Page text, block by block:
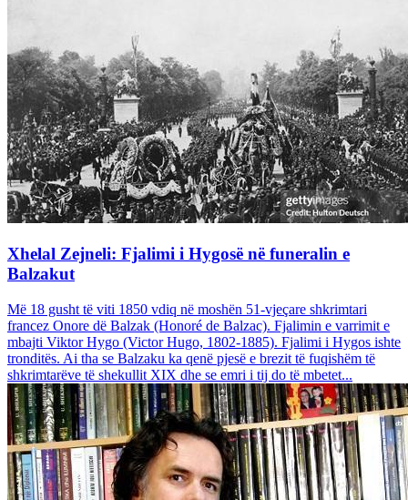
Xhelal Zejneli: Fjalimi i Hygosë në funeralin e
Balzakut
Më 18 gusht të viti 1850 vdiq në moshën 51-vjeçare shkrimtari
francez Onore dë Balzak (Honoré de Balzac). Fjalimin e varrimit e
mbajti Viktor Hygo (Victor Hugo, 1802-1885). Fjalimi i Hygos ishte
tronditës. Ai tha se Balzaku ka qenë pjesë e brezit të fuqishëm të
shkrimtarëve të shekullit XIX dhe se emri i tij do të mbetet...